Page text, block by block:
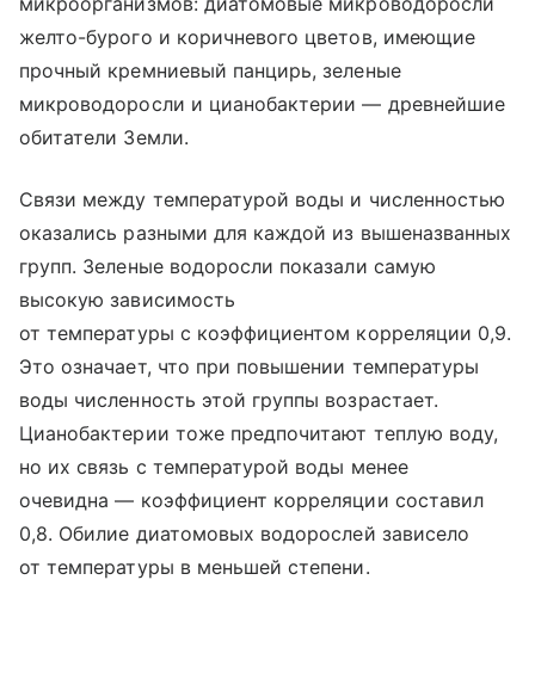
желто-бурого и коричневого цветов, имеющие
прочный кремниевый панцирь, зеленые
микроводоросли и цианобактерии — древнейшие
обитатели Земли.
Связи между температурой воды и численностью
оказались разными для каждой из вышеназванных
групп. Зеленые водоросли показали самую
высокую зависимость
от температуры с коэффициентом корреляции 0,9.
Это означает, что при повышении температуры
воды численность этой группы возрастает.
Цианобактерии тоже предпочитают теплую воду,
но их связь с температурой воды менее
очевидна — коэффициент корреляции составил
0,8. Обилие диатомовых водорослей зависело
от температуры в меньшей степени.